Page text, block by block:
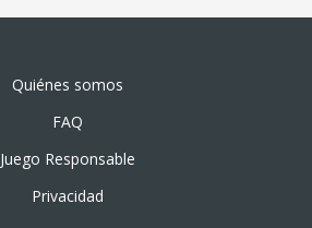
Quiénes somos
FAQ
Juego Responsable
Privacidad